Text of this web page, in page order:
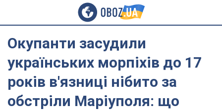
Окупанти засудили
українських морпіхів до 17
років в'язниці нібито за
обстріли Маріуполя: що